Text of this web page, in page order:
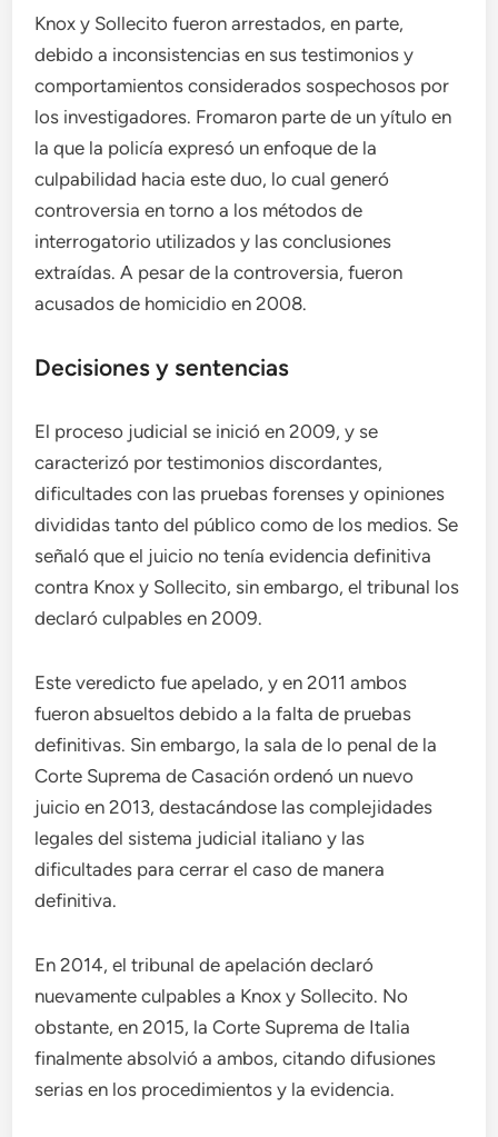
Knox y Sollecito fueron arrestados, en parte,
debido a inconsistencias en sus testimonios y
comportamientos considerados sospechosos por
los investigadores. Fromaron parte de un yítulo en
la que la policía expresó un enfoque de la
culpabilidad hacia este duo, lo cual generó
controversia en torno a los métodos de
interrogatorio utilizados y las conclusiones
extraídas. A pesar de la controversia, fueron
acusados de homicidio en 2008.
Decisiones y sentencias
El proceso judicial se inició en 2009, y se
caracterizó por testimonios discordantes,
dificultades con las pruebas forenses y opiniones
divididas tanto del público como de los medios. Se
señaló que el juicio no tenía evidencia definitiva
contra Knox y Sollecito, sin embargo, el tribunal los
declaró culpables en 2009.
Este veredicto fue apelado, y en 2011 ambos
fueron absueltos debido a la falta de pruebas
definitivas. Sin embargo, la sala de lo penal de la
Corte Suprema de Casación ordenó un nuevo
juicio en 2013, destacándose las complejidades
legales del sistema judicial italiano y las
dificultades para cerrar el caso de manera
definitiva.
En 2014, el tribunal de apelación declaró
nuevamente culpables a Knox y Sollecito. No
obstante, en 2015, la Corte Suprema de Italia
finalmente absolvió a ambos, citando difusiones
serias en los procedimientos y la evidencia.